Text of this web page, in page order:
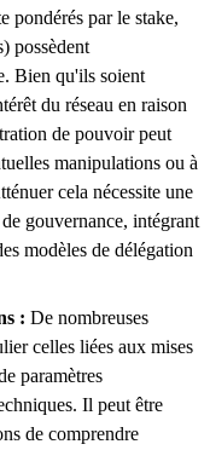
pondérés par le stake,
possèdent
Bien qu'ils soient
du réseau en raison
de pouvoir peut
manipulations ou à
cela nécessite une
gouvernance, intégrant
modèles de délégation
: De nombreuses
celles liées aux mises
paramètres
Il peut être
de comprendre